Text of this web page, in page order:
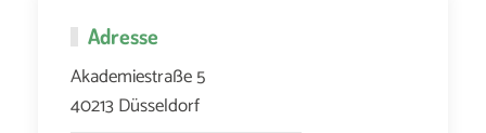
Adresse
Akademiestraße 5
40213 Düsseldorf